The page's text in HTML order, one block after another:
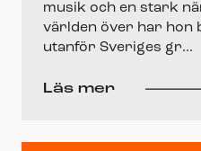
musik och en stark
världen över har hon
utanför Sveriges gr...
Läs mer